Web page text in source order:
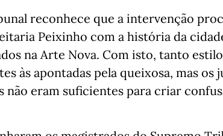
reconhece que a intervenção
Peixinho com a história da
na Arte Nova. Com isto, tanto
às apontadas pela queixosa, mas os
não eram suficientes para criar